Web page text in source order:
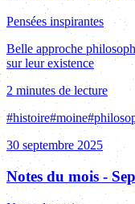
Pensées inspirantes
Belle approche
sur leur existence
2 minutes de lecture
#histoire#moine#
30 septembre 2025
Notes du mois -